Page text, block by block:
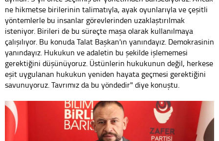
ne hikmetse birilerinin talimatıyla, ayak oyunlarıyla ve çeşitli
yöntemlerle bu insanlar görevlerinden uzaklaştırılmak
isteniyor. Birileri de bu süreçte maşa olarak kullanılmaya
çalışılıyor. Bu konuda Talat Başkan'ın yanındayız. Demokrasinin
yanındayız. Hukukun ve adaletin bu şekilde işlememesi
gerektiğini düşünüyoruz. Üstünlerin hukukunun değil, herkese
eşit uygulanan hukukun yeniden hayata geçmesi gerektiğini
savunuyoruz. Tavrımız da bu yöndedir" diye konuştu.